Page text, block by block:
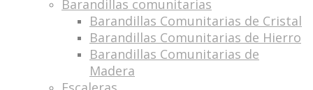
Barandillas comunitarias
Barandillas Comunitarias de Cristal
Barandillas Comunitarias de Hierro
Barandillas Comunitarias de
Madera